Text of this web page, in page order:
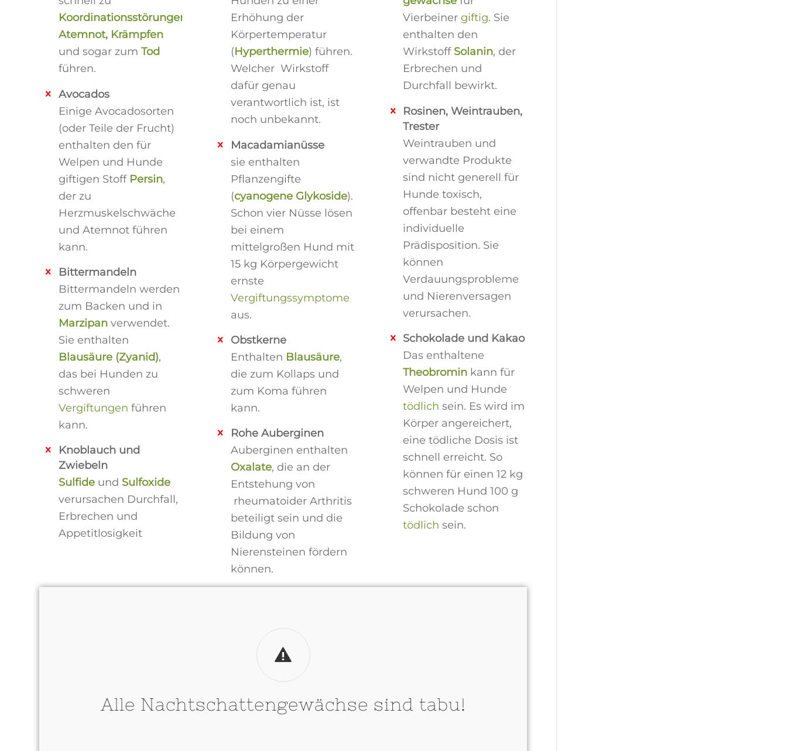
Koordinationsstörungen,
Atemnot, Krämpfen
und sogar zum Tod
führen.
Avocados
Einige Avocadosorten
(oder Teile der Frucht)
enthalten den für
Welpen und Hunde
giftigen Stoff Persin,
der zu
Herzmuskelschwäche
und Atemnot führen
kann.
Bittermandeln
Bittermandeln werden
zum Backen und in
Marzipanverwendet.
Sie enthalten
Blausäure (Zyanid),
das bei Hunden zu
schweren
Vergiftungen führen
kann.
Knoblauch und
Zwiebeln
Sulfideund Sulfoxide
verursachen Durchfall,
Erbrechen und
Appetitlosigkeit
Erhöhung der
Körpertemperatur
(Hyperthermie) führen.
Welcher Wirkstoff
dafür genau
verantwortlich ist, ist
noch unbekannt.
Macadamianüsse
sie enthalten
Pflanzengifte
(cyanogene Glykoside).
Schon vier Nüsse lösen
bei einem
mittelgroßen Hund mit
15 kg Körpergewicht
ernste
Vergiftungssymptome
aus.
Obstkerne
Enthalten Blausäure,
die zum Kollaps und
zum Koma führen
kann.
Rohe Auberginen
Auberginen enthalten
Oxalate, die an der
Entstehung von
rheumatoider Arthritis
beteiligt sein und die
Bildung von
Nierensteinen fördern
können.
Vierbeiner giftig. Sie
enthalten den
Wirkstoff Solanin, der
Erbrechen und
Durchfall bewirkt.
Rosinen, Weintrauben,
Trester
Weintrauben und
verwandte Produkte
sind nicht generell für
Hunde toxisch,
offenbar besteht eine
individuelle
Prädisposition. Sie
können
Verdauungsprobleme
und Nierenversagen
verursachen.
Schokolade und Kakao
Das enthaltene
Theobromin kann für
Welpen und Hunde
tödlich sein. Es wird im
Körper angereichert,
eine tödliche Dosis ist
schnell erreicht. So
können für einen 12 kg
schweren Hund 100 g
Schokolade schon
tödlich sein.
Alle Nachtschattengewächse sind tabu!